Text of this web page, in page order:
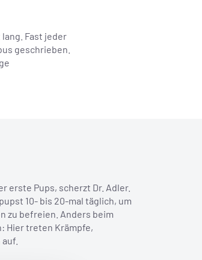
Fast jeder
geschrieben.
erste Pups, scherzt Dr. Adler.
10- bis 20-mal täglich, um
zu befreien. Anders beim
Hier treten Krämpfe,